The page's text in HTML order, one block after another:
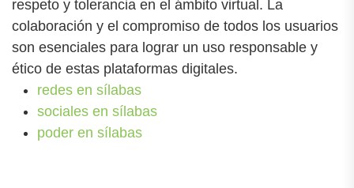
respeto y tolerancia en el ámbito virtual. La
colaboración y el compromiso de todos los usuarios
son esenciales para lograr un uso responsable y
ético de estas plataformas digitales.
redes en sílabas
sociales en sílabas
poder en sílabas